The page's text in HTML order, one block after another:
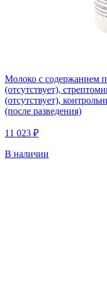
Молоко с содержанием
(отсутствует),
(отсутствует),
(после разведения)
11 023 ₽
В наличии